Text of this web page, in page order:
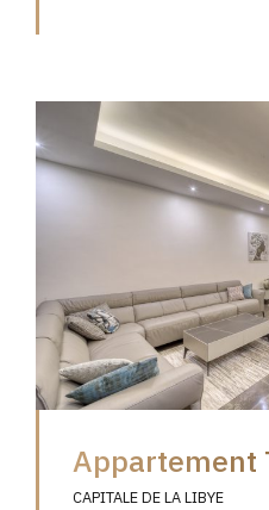
Appartement
CAPITALE DE LA LIBYE